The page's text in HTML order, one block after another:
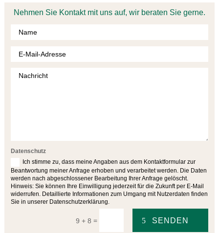
Nehmen Sie Kontakt mit uns auf, wir beraten Sie gerne.
Datenschutz
Ich stimme zu, dass meine Angaben aus dem Kontaktformular zur
Beantwortung meiner Anfrage erhoben und verarbeitet werden. Die Daten
werden nach abgeschlossener Bearbeitung Ihrer Anfrage gelöscht.
Hinweis: Sie können Ihre Einwilligung jederzeit für die Zukunft per E-Mail
widerrufen. Detaillierte Informationen zum Umgang mit Nutzerdaten finden
Sie in unserer Datenschutzerklärung.
9 + 8 = SENDEN